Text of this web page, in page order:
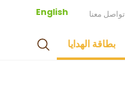
تواصل معنا English
بطاقة الهدايا